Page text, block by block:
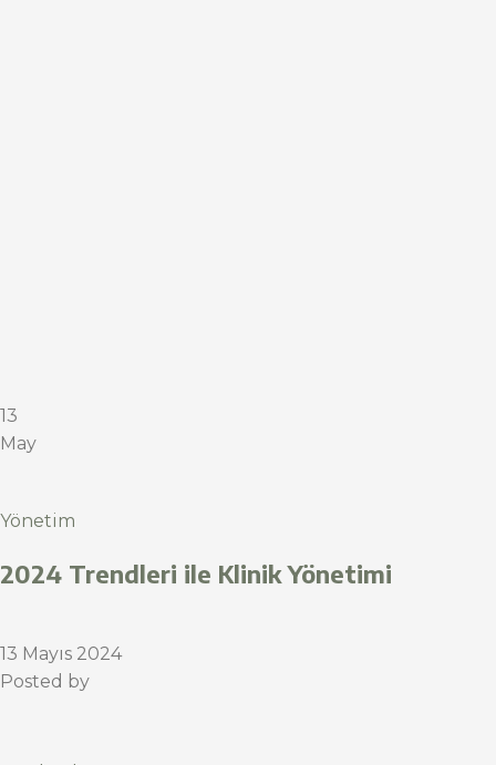
13
May
Yönetim
2024 Trendleri ile Klinik Yönetimi
13 Mayıs 2024
Posted by